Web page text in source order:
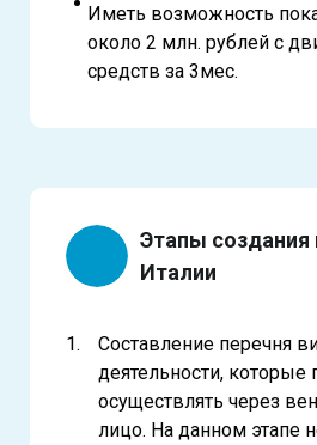
Иметь возможность
около 2 млн. рублей с
средств за 3мес.
Этапы создания
Италии
Составление перечня
деятельности, которые
осуществлять через
лицо. На данном этапе